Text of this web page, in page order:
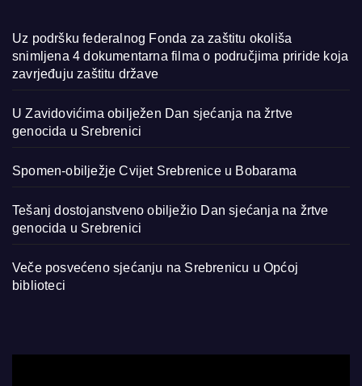
Uz podršku federalnog Fonda za zaštitu okoliša
snimljena 4 dokumentarna filma o područjima priride koja
zavrjeđuju zaštitu države
U Zavidovićima obilježen Dan sjećanja na žrtve
genocida u Srebrenici
Spomen-obilježje Cvijet Srebrenice u Bobarama
Tešanj dostojanstveno obilježio Dan sjećanja na žrtve
genocida u Srebrenici
Veče posvećeno sjećanju na Srebrenicu u Općoj
biblioteci